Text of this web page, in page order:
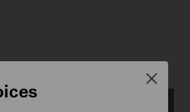
Close